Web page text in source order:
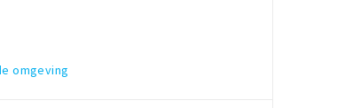
omgeving